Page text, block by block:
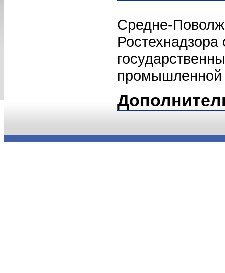
Средне-
Ростехнадзора
промышленной